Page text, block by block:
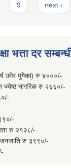
9 next ›
भत्ता दर
उमेर पुगेका) रु ४०००/-
ज्येष्ठ नागरिक रु २६६०/-
रु २१२८/-
जनजाति रु ३९९०/-